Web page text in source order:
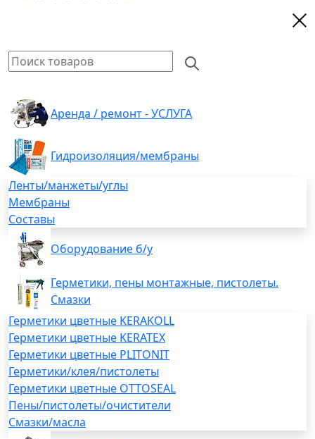
Аренда / ремонт - УСЛУГА
Гидроизоляция/мембраны
Ленты/манжеты/углы
Мембраны
Составы
Оборудование б/у
Герметики, пены монтажные, пистолеты.
Смазки
Герметики цветные KERAKOLL
Герметики цветные KERATEX
Герметики цветные PLITONIT
Герметики/клея/пистолеты
Герметики цветные OTTOSEAL
Пены/пистолеты/очистители
Смазки/масла